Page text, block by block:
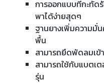
การออกแบบที่กะทัด
พาได้ง่ายสุดๆ
ฐานยางเพิ่มความมั่
พื้น
สามารถยึดพัดลมเข้
สามารถใช้กับแบตเต
รุ่น